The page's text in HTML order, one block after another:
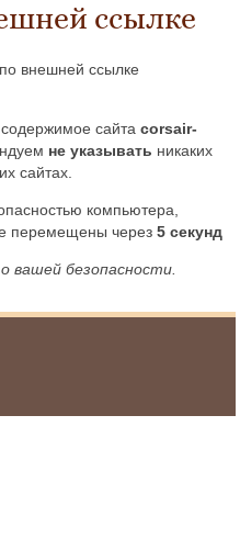
ссылке
внешней ссылке
содержимое сайтаcorsair-
не указывать никаких
сайтах.
компьютера,
перемещены через5 секунд
вашей безопасности.